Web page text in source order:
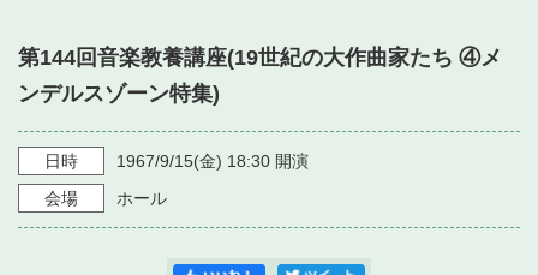
・ よくある質問
・ 空き状況
・ 利用料金
・ 音楽堂のご案内
・ フロアマップ
・ 芸術参与
神奈川県立音楽堂
SNS
第144回音楽教養講座(19世紀の大作曲家たち ④メ
ンデルスゾーン特集)
日時 1967/9/15(金) 18:30 開演
会場
ホール